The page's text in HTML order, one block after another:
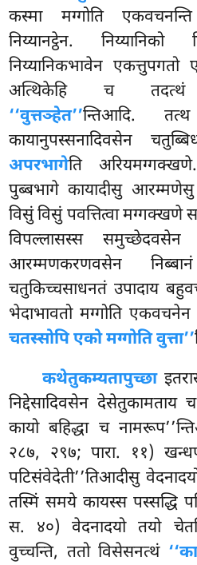
कस्मा मग्गोति
निय्यानट्ठेन.
निय्यानिकभावेन एकत्तुपगतो
अत्थिकेहि च तदत्थं
‘‘वुत्तञ्हेत’’न्तिआदि.
कायानुपस्सनादिवसेन
अपरभागेति
पुब्बभागे कायादीसु
विसुं विसुं पवत्तित्वा मग्गक्खणे
विपल्लासस्स समुच्छेदवसेन
आरम्मणकरणवसेन
चतुकिच्चसाधनतं उपादाय
भेदाभावतो मग्गोति
चतस्सोपि एको मग्गोति वुत्ता’’
कथेतुकम्यतापुच्छा
निद्देसादिवसेन देसेतुकामताय
कायो बहिद्धा च
२८७, २९७; पारा. ११)
पटिसंवेदेती’’तिआदीसु
तस्मिं समये कायस्स पस्सद्धि
स. ४०) वेदनादयो तयो
वुच्चन्ति, ततो विसेसनत्थं